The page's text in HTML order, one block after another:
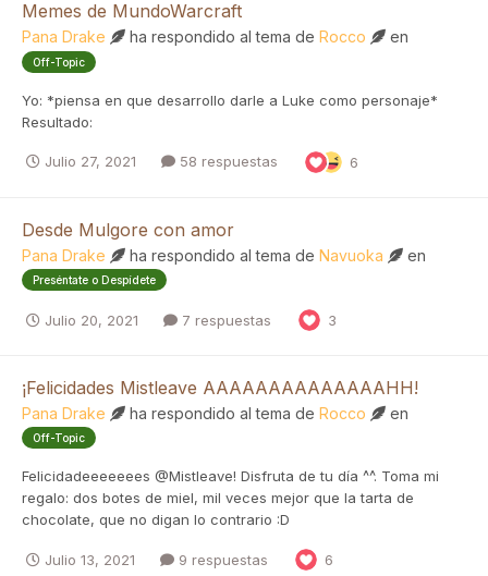
Memes de MundoWarcraft
Pana Drake ha respondido al tema de Rocco en
Off-Topic
Yo: *piensa en que desarrollo darle a Luke como personaje*
Resultado:
Julio 27, 2021 58 respuestas 6
Desde Mulgore con amor
Pana Drake ha respondido al tema de Navuoka en
Preséntate o Despídete
Julio 20, 2021 7 respuestas 3
¡Felicidades Mistleave AAAAAAAAAAAAAAHH!
Pana Drake ha respondido al tema de Rocco en
Off-Topic
Felicidadeeeeeees @Mistleave! Disfruta de tu día ^^. Toma mi
regalo: dos botes de miel, mil veces mejor que la tarta de
chocolate, que no digan lo contrario :D
Julio 13, 2021 9 respuestas 6